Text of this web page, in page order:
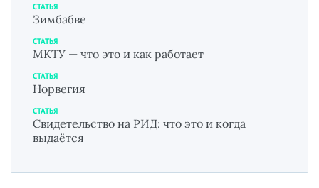
СТАТЬЯ
Зимбабве
СТАТЬЯ
МКТУ — что это и как работает
СТАТЬЯ
Норвегия
СТАТЬЯ
Свидетельство на РИД: что это и когда
выдаётся